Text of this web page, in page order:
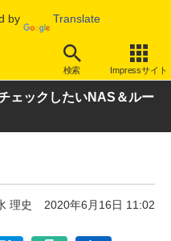
by Translate
検索 Impressサイト
無線LAN
ェックしたいNAS＆ルー
理史 2020年6月16日 11:02